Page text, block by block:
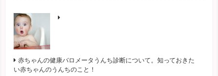
赤ちゃんの健康バロメータうんち診断について。知っておきた
い赤ちゃんのうんちのこと！